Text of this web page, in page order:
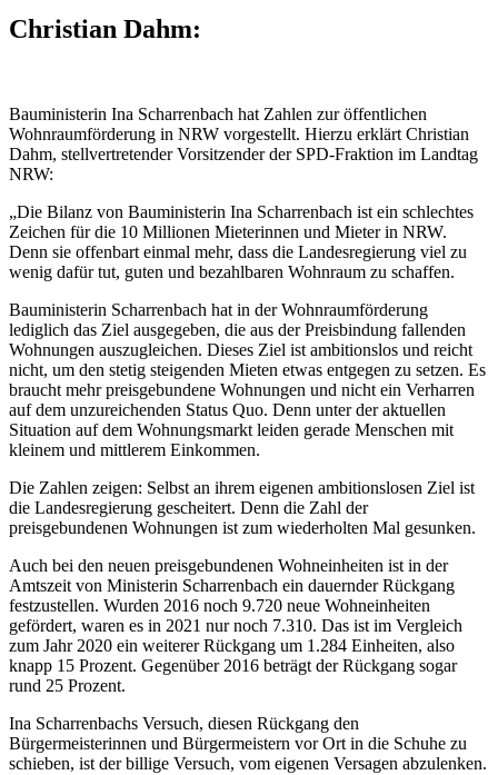
Christian Dahm:
Bauministerin Ina Scharrenbach hat Zahlen zur öffentlichen
Wohnraumförderung in NRW vorgestellt. Hierzu erklärt Christian
Dahm, stellvertretender Vorsitzender der SPD-Fraktion im Landtag
NRW:
„Die Bilanz von Bauministerin Ina Scharrenbach ist ein schlechtes
Zeichen für die 10 Millionen Mieterinnen und Mieter in NRW.
Denn sie offenbart einmal mehr, dass die Landesregierung viel zu
wenig dafür tut, guten und bezahlbaren Wohnraum zu schaffen.
Bauministerin Scharrenbach hat in der Wohnraumförderung
lediglich das Ziel ausgegeben, die aus der Preisbindung fallenden
Wohnungen auszugleichen. Dieses Ziel ist ambitionslos und reicht
nicht, um den stetig steigenden Mieten etwas entgegen zu setzen. Es
braucht mehr preisgebundene Wohnungen und nicht ein Verharren
auf dem unzureichenden Status Quo. Denn unter der aktuellen
Situation auf dem Wohnungsmarkt leiden gerade Menschen mit
kleinem und mittlerem Einkommen.
Die Zahlen zeigen: Selbst an ihrem eigenen ambitionslosen Ziel ist
die Landesregierung gescheitert. Denn die Zahl der
preisgebundenen Wohnungen ist zum wiederholten Mal gesunken.
Auch bei den neuen preisgebundenen Wohneinheiten ist in der
Amtszeit von Ministerin Scharrenbach ein dauernder Rückgang
festzustellen. Wurden 2016 noch 9.720 neue Wohneinheiten
gefördert, waren es in 2021 nur noch 7.310. Das ist im Vergleich
zum Jahr 2020 ein weiterer Rückgang um 1.284 Einheiten, also
knapp 15 Prozent. Gegenüber 2016 beträgt der Rückgang sogar
rund 25 Prozent.
Ina Scharrenbachs Versuch, diesen Rückgang den
Bürgermeisterinnen und Bürgermeistern vor Ort in die Schuhe zu
schieben, ist der billige Versuch, vom eigenen Versagen abzulenken.